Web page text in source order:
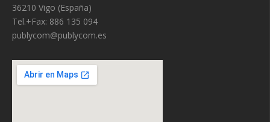
36210 Vigo (España)
Tel.+Fax: 886 135 094
publycom@publycom.es